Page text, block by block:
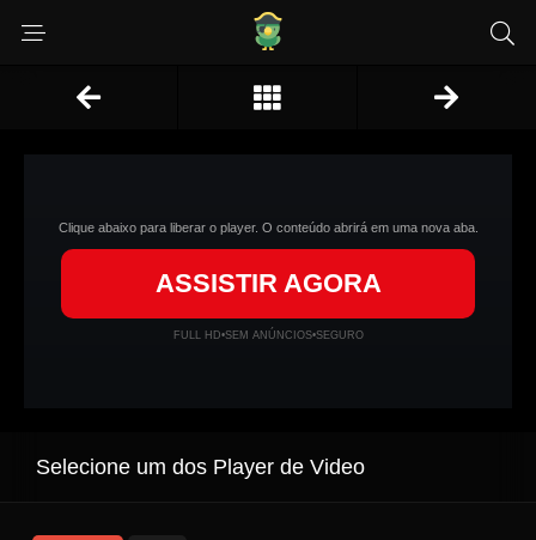
Clique abaixo para liberar o player. O conteúdo abrirá em uma nova aba.
ASSISTIR AGORA
FULL HD•SEM ANÚNCIOS•SEGURO
Selecione um dos Player de Video